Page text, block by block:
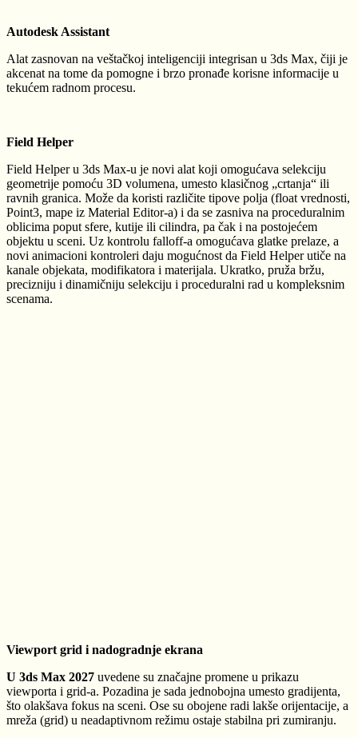
Autodesk Assistant
Alat zasnovan na veštačkoj inteligenciji integrisan u 3ds Max, čiji je
akcenat na tome da pomogne i brzo pronađe korisne informacije u
tekućem radnom procesu.
Field Helper
Field Helper u 3ds Max-u je novi alat koji omogućava selekciju
geometrije pomoću 3D volumena, umesto klasičnog „crtanja“ ili
ravnih granica. Može da koristi različite tipove polja (float vrednosti,
Point3, mape iz Material Editor-a) i da se zasniva na proceduralnim
oblicima poput sfere, kutije ili cilindra, pa čak i na postojećem
objektu u sceni. Uz kontrolu falloff-a omogućava glatke prelaze, a
novi animacioni kontroleri daju mogućnost da Field Helper utiče na
kanale objekata, modifikatora i materijala. Ukratko, pruža bržu,
precizniju i dinamičniju selekciju i proceduralni rad u kompleksnim
scenama.
Viewport grid i nadogradnje ekrana
U 3ds Max 2027 uvedene su značajne promene u prikazu
viewporta i grid-a. Pozadina je sada jednobojna umesto gradijenta,
što olakšava fokus na sceni. Ose su obojene radi lakše orijentacije, a
mreža (grid) u neadaptivnom režimu ostaje stabilna pri zumiranju.